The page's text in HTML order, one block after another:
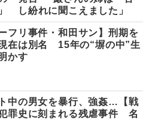
し紛れに聞こえました」
ーフリ事件・和田サン】刑期を
在は別名 15年の“塀の中”生
かす
中の男女を暴行、強姦…【戦
罪史に刻まれる残虐事件 名